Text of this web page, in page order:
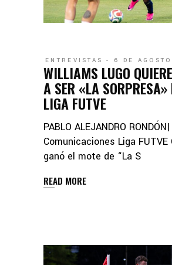
ENTREVISTAS 6 DE
WILLIAMS LUGO
A SER «LA SORPRESA»
LIGA FUTVE
PABLO ALEJANDRO RONDÓN|
Comunicaciones Liga FUTVE
ganó el mote de “La S
READ MORE